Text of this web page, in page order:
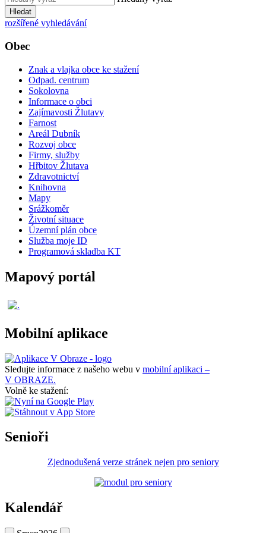
Hledat
rozšířené vyhledávání
Obec
Znak a vlajka obce ke stažení
Odpad. centrum
Sokolovna
Informace o obci
Zajímavosti Žlutavy
Farnost
Areál Dubník
Rozvoj obce
Firmy, služby
Hřbitov Žlutava
Zdravotnictví
Knihovna
Mapy
Srážkoměr
Životní situace
Územní plán obce
Služba moje ID
Programová skladba KT
Mapový portál
Mobilní aplikace
Sledujte informace z našeho webu v mobilní aplikaci –
V OBRAZE.
Volně ke stažení:
Senioři
Zjednodušená verze stránek nejen pro seniory
Kalendář